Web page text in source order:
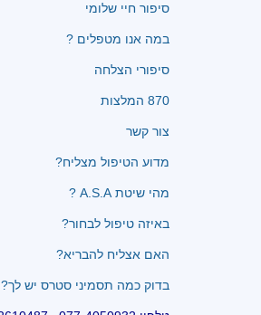
סיפור חיי שלומי
במה אנו מטפלים ?
סיפורי הצלחה
870 המלצות
צור קשר
מדוע הטיפול מצליח?
מהי שיטת A.S.A ?
באיזה טיפול לבחור?
האם אצליח להבריא?
בדוק כמה תסמיני סטרס יש לך?